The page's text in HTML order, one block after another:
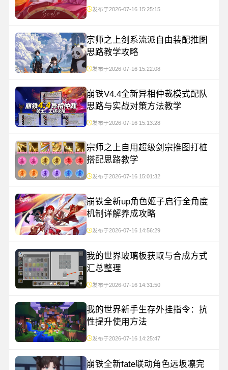
发布于2026-07-16 15:25:15
宗师之上剑系流派自由装配推图
思路教学攻略
发布于2026-07-16 15:22:08
崩铁V4.4全新异相仲裁模式配队
思路与实战对策方法教学
发布于2026-07-16 15:13:28
宗师之上自用超级剑宗推图打桩
搭配思路教学
发布于2026-07-16 15:01:32
崩铁全新up角色姬子启行全角度
机制详解养成攻略
发布于2026-07-16 14:56:29
我的世界玻璃板获取与合成方式
汇总整理
发布于2026-07-16 14:31:50
我的世界新手生存外挂指令：抗
性提升使用方法
发布于2026-07-16 14:25:47
崩铁全新fate联动角色远坂凛完